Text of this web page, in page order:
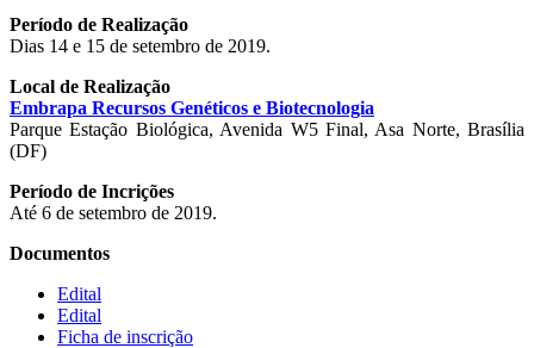
Período de Realização
Dias 14 e 15 de setembro de 2019.
Local de Realização
Embrapa Recursos Genéticos e Biotecnologia
Parque Estação Biológica, Avenida W5 Final, Asa Norte, Brasília
(DF)
Período de Incrições
Até 6 de setembro de 2019.
Documentos
Edital
Edital
Ficha de inscrição